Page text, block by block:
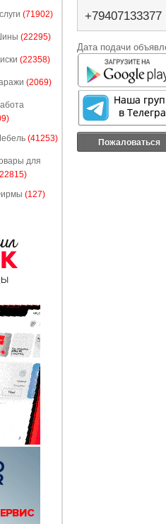
(71902)
(22295)
(22358)
(2069)
(41253)
для
(127)
+79407133377
Дата подачи
Пожаловаться